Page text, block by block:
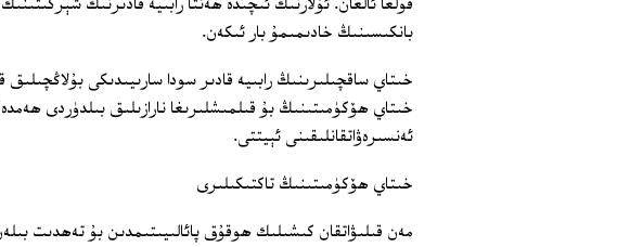
قولغا ئالغان. ئۇلارنىڭ ئىچىدە ھەتتا رابىيە قادىرنىڭ
بانكىسىنىڭ خادىمىمۇ بار ئىكەن.
خىتاي ساقچىلىرىنىڭ رابىيە قادىر سودا سارىيىدىكى بۇلاڭچىلىق
خىتاي ھۆكۈمىتىنىڭ بۇ قىلمىشلىرىغا نارازىلىق بىلدۈردى ھەمدە
ئەنسىرەۋاتقانلىقىنى ئېيتتى.
خىتاي ھۆكۈمىتىنىڭ تاكتىكىلىرى
مەن قىلىۋاتقان كىشىلىك ھوقۇق پائالىيىتىمدىن بۇ تەھدىت